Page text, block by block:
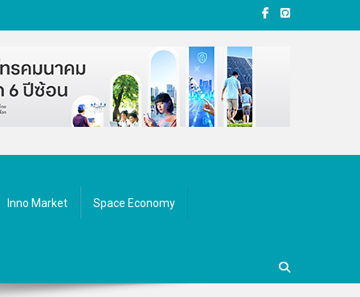
Inno Market Space Economy